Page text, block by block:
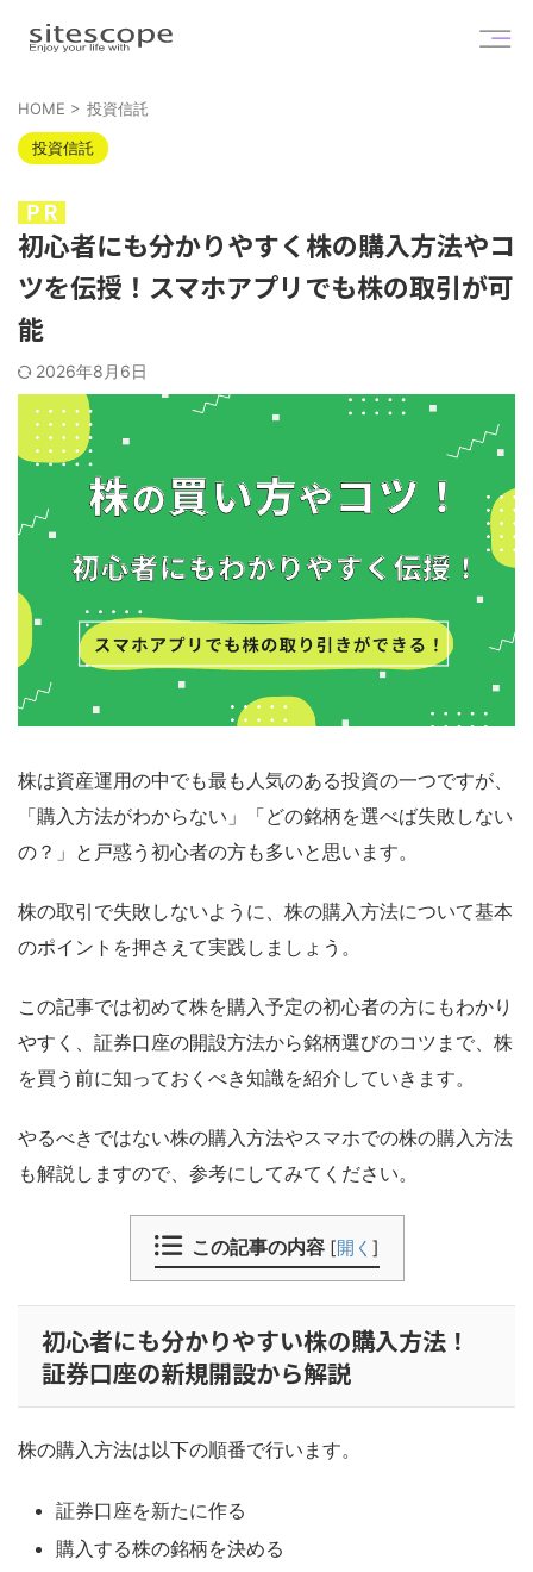
HOME > 投資信託
投資信託
初心者にも分かりやすく株の購入方法やコ
ツを伝授！スマホアプリでも株の取引が可
能
2026年8月6日
株は資産運用の中でも最も人気のある投資の一つですが、
「購入方法がわからない」「どの銘柄を選べば失敗しない
の？」と戸惑う初心者の方も多いと思います。
株の取引で失敗しないように、株の購入方法について基本
のポイントを押さえて実践しましょう。
この記事では初めて株を購入予定の初心者の方にもわかり
やすく、証券口座の開設方法から銘柄選びのコツまで、株
を買う前に知っておくべき知識を紹介していきます。
やるべきではない株の購入方法やスマホでの株の購入方法
も解説しますので、参考にしてみてください。
この記事の内容 [開く ]
初心者にも分かりやすい株の購入方法！
証券口座の新規開設から解説
株の購入方法は以下の順番で行います。
証券口座を新たに作る
購入する株の銘柄を決める